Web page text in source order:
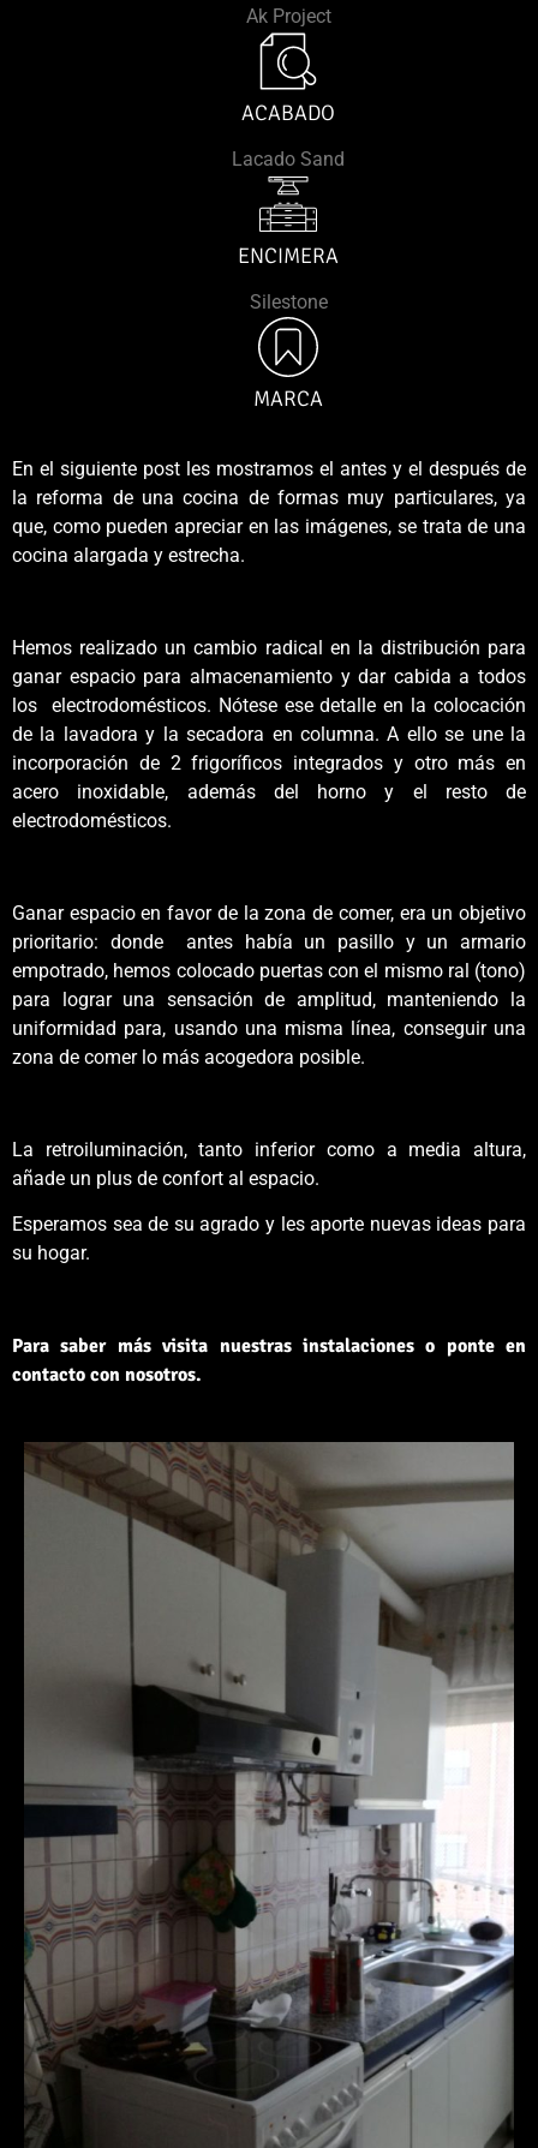
Ak Project
ACABADO
Lacado Sand
ENCIMERA
Silestone
MARCA
En el siguiente post les mostramos el antes y el después de
la reforma de una cocina de formas muy particulares, ya
que, como pueden apreciar en las imágenes, se trata de una
cocina alargada y estrecha.
Hemos realizado un cambio radical en la distribución para
ganar espacio para almacenamiento y dar cabida a todos
los electrodomésticos. Nótese ese detalle en la colocación
de la lavadora y la secadora en columna. A ello se une la
incorporación de 2 frigoríficos integrados y otro más en
acero inoxidable, además del horno y el resto de
electrodomésticos.
Ganar espacio en favor de la zona de comer, era un objetivo
prioritario: donde antes había un pasillo y un armario
empotrado, hemos colocado puertas con el mismo ral (tono)
para lograr una sensación de amplitud, manteniendo la
uniformidad para, usando una misma línea, conseguir una
zona de comer lo más acogedora posible.
La retroiluminación, tanto inferior como a media altura,
añade un plus de confort al espacio.
Esperamos sea de su agrado y les aporte nuevas ideas para
su hogar.
Para saber más visita nuestras instalaciones o ponte en
contacto con nosotros.